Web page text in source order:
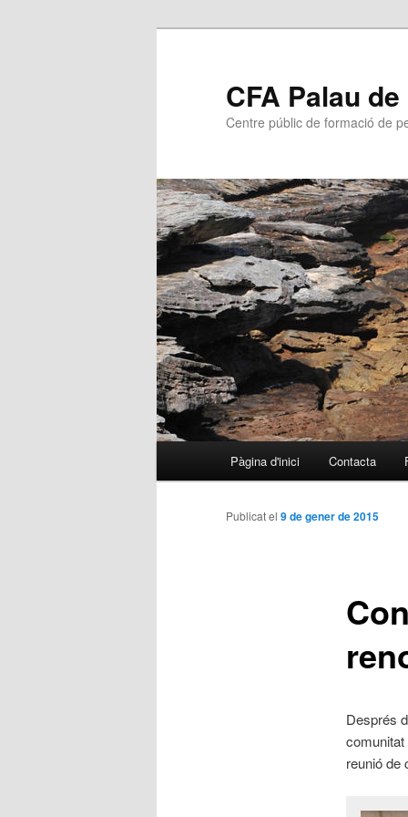
CFA Palau
Centre públic de formació de
Aneu
al
Pàgina d'inici Contacta
Publicat el 9 de gener de 2015
Després
reunió de